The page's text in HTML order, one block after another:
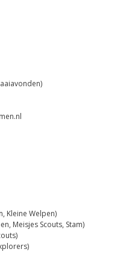
Kleine Welpen)
Meisjes Scouts, Stam)